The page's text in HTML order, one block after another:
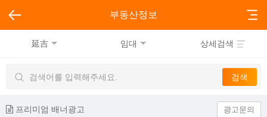
부동산정보
延吉 임대 상세검색
프리미엄 배너광고 광고문의